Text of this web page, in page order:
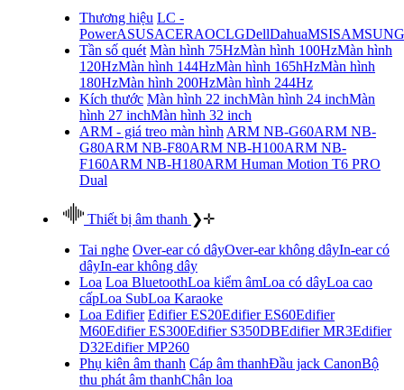
Thương hiệu LC -
PowerASUSACERAOCLGDellDahuaMSISAMSUNG
Tần số quét Màn hình 75HzMàn hình 100HzMàn hình
120HzMàn hình 144HzMàn hình 165hHzMàn hình
180HzMàn hình 200HzMàn hình 244Hz
Kích thước Màn hình 22 inchMàn hình 24 inchMàn
hình 27 inchMàn hình 32 inch
ARM - giá treo màn hình ARM NB-G60ARM NB-
G80ARM NB-F80ARM NB-H100ARM NB-
F160ARM NB-H180ARM Human Motion T6 PRO
Dual
Thiết bị âm thanh ❯✛
Tai nghe Over-ear có dâyOver-ear không dâyIn-ear có
dâyIn-ear không dây
Loa Loa BluetoothLoa kiểm âmLoa có dâyLoa cao
cấpLoa SubLoa Karaoke
Loa Edifier Edifier ES20Edifier ES60Edifier
M60Edifier ES300Edifier S350DBEdifier MR3Edifier
D32Edifier MP260
Phụ kiên âm thanh Cáp âm thanhĐầu jack CanonBộ
thu phát âm thanhChân loa